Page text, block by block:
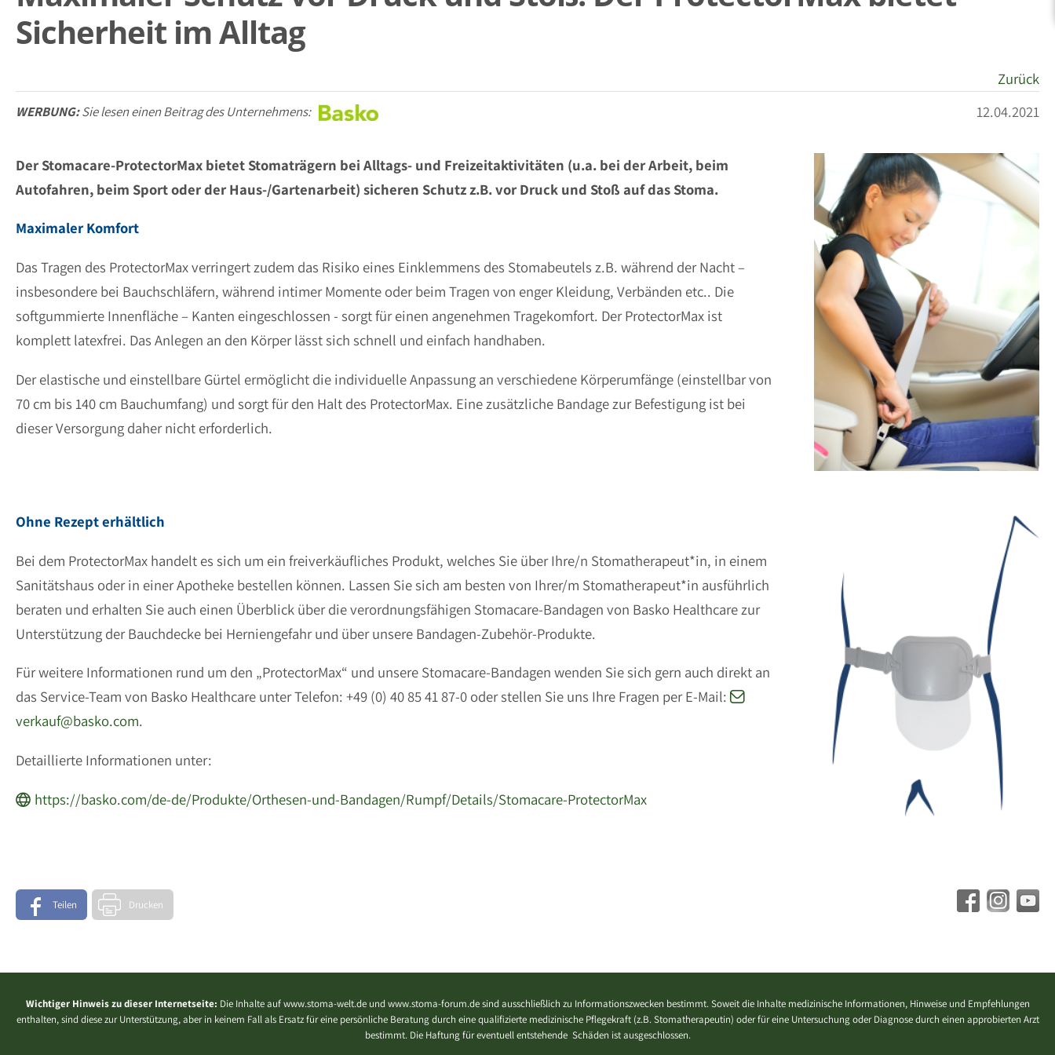
Sicherheit im Alltag
Zurück
12.04.2021
WERBUNG:Sie lesen einen Beitrag des Unternehmens:
Der Stomacare-ProtectorMax bietet Stomaträgern bei Alltags- und Freizeitaktivitäten (u.a. bei der Arbeit, beim
Autofahren, beim Sport oder der Haus-/Gartenarbeit) sicheren Schutz z.B. vor Druck und Stoß auf das Stoma.
Maximaler Komfort
Das Tragen des ProtectorMax verringert zudem das Risiko eines Einklemmens des Stomabeutels z.B. während der Nacht –
insbesondere bei Bauchschläfern, während intimer Momente oder beim Tragen von enger Kleidung, Verbänden etc.. Die
softgummierte Innenfläche – Kanten eingeschlossen - sorgt für einen angenehmen Tragekomfort. Der ProtectorMax ist
komplett latexfrei. Das Anlegen an den Körper lässt sich schnell und einfach handhaben.
Der elastische und einstellbare Gürtel ermöglicht die individuelle Anpassung an verschiedene Körperumfänge (einstellbar von
70 cm bis 140 cm Bauchumfang) und sorgt für den Halt des ProtectorMax. Eine zusätzliche Bandage zur Befestigung ist bei
dieser Versorgung daher nicht erforderlich.
Ohne Rezept erhältlich
Bei dem ProtectorMax handelt es sich um ein freiverkäufliches Produkt, welches Sie über Ihre/n Stomatherapeut*in, in einem
Sanitätshaus oder in einer Apotheke bestellen können. Lassen Sie sich am besten von Ihrer/m Stomatherapeut*in ausführlich
beraten und erhalten Sie auch einen Überblick über die verordnungsfähigen Stomacare-Bandagen von Basko Healthcare zur
Unterstützung der Bauchdecke bei Herniengefahr und über unsere Bandagen-Zubehör-Produkte.
Für weitere Informationen rund um den „ProtectorMax“ und unsere Stomacare-Bandagen wenden Sie sich gern auch direkt an
das Service-Team von Basko Healthcare unter Telefon: +49 (0) 40 85 41 87-0 oder stellen Sie uns Ihre Fragen per E-Mail:
verkauf@basko.com.
Detaillierte Informationen unter:
https://basko.com/de-de/Produkte/Orthesen-und-Bandagen/Rumpf/Details/Stomacare-ProtectorMax
Teilen Drucken
Wichtiger Hinweis zu dieser Internetseite: Die Inhalte auf www.stoma-welt.de und www.stoma-forum.de sind ausschließlich zu Informationszwecken bestimmt. Soweit die Inhalte medizinische Informationen, Hinweise und Empfehlungen
enthalten, sind diese zur Unterstützung, aber in keinem Fall als Ersatz für eine persönliche Beratung durch eine qualifizierte medizinische Pflegekraft (z.B. Stomatherapeutin) oder für eine Untersuchung oder Diagnose durch einen approbierten Arzt
bestimmt. Die Haftung für eventuell entstehende Schäden ist ausgeschlossen.